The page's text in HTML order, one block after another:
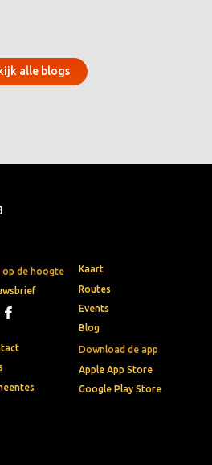
alle blogs
op de hoogte
Download de app
Apple App Store
Google Play Store
Kaart
Routes
Events
Blog